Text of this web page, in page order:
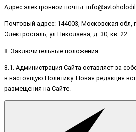
Адрес электронной почты:
Почтовый адрес: 144003, Московская обл,
Электросталь, ул Николаева, д. 30, кв. 22
8. Заключительные положения
8.1. Администрация Сайта оставляет за
в настоящую Политику. Новая редакция
размещения на Сайте.